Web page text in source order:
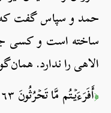
حمد و سپاس گفت که
ساخته است و کسی جز
الاهی را ندارد.
﴿أَفَرَءَيۡتُم مَّا تَحۡرُثُونَ ٦٣ ءَأَنتُمۡ تَزۡرَعُونَهُۥٓ أَمۡ نَحۡنُ ٱلزَّٰرِعُونَ ٦٤